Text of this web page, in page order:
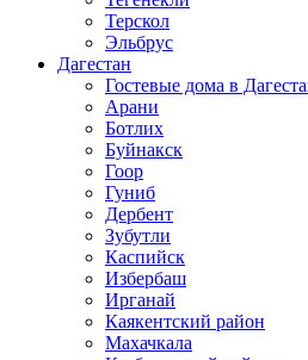
Терскол
Эльбрус
Дагестан
Гостевые дома в
Арани
Ботлих
Буйнакск
Гоор
Гуниб
Дербент
Зубутли
Каспийск
Избербаш
Ирганай
Каякентский район
Махачкала